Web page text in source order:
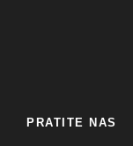
PRATITE NAS